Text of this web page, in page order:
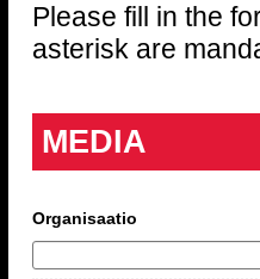
Please fill in the
asterisk are
MEDIA
Organisaatio